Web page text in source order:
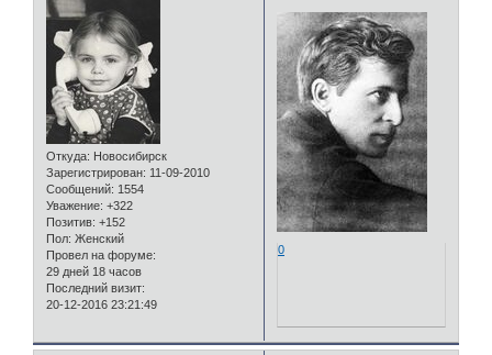
Откуда: Новосибирск
Зарегистрирован: 11-09-2010
Сообщений: 1554
Уважение: +322
Позитив: +152
Пол: Женский
Провел на форуме:
29 дней 18 часов
Последний визит:
20-12-2016 23:21:49
0